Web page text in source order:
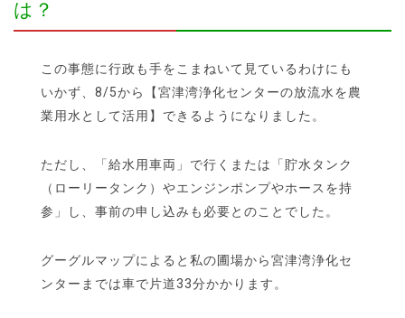
は？
この事態に行政も手をこまねいて見ているわけにも
いかず、8/5から【宮津湾浄化センターの放流水を農
業用水として活用】できるようになりました。
ただし、「給水用車両」で行くまたは「貯水タンク
（ローリータンク）やエンジンポンプやホースを持
参」し、事前の申し込みも必要とのことでした。
グーグルマップによると私の圃場から宮津湾浄化セ
ンターまでは車で片道33分かかります。